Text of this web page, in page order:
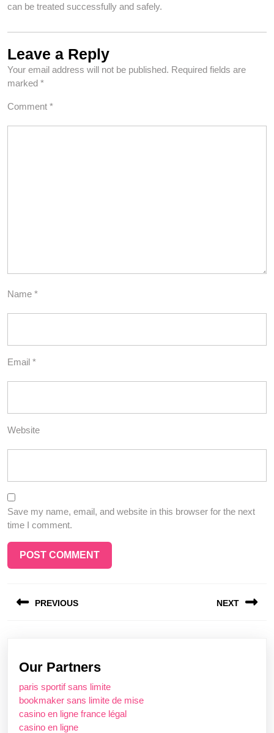
can be treated successfully and safely.
Leave a Reply
Your email address will not be published. Required fields are
marked *
Comment *
Name *
Email *
Website
Save my name, email, and website in this browser for the next
time I comment.
navigation
PREVIOUS NEXT
Our Partners
paris sportif sans limite
bookmaker sans limite de mise
casino en ligne france légal
casino en ligne